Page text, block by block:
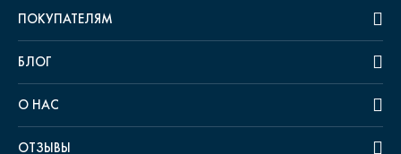
ПОКУПАТЕЛЯМ
БЛОГ
О НАС
ОТЗЫВЫ